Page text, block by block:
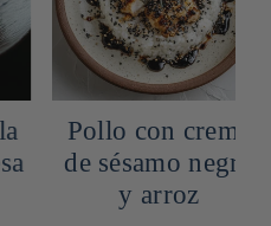
Pollo con crema
de sésamo negro
y arroz